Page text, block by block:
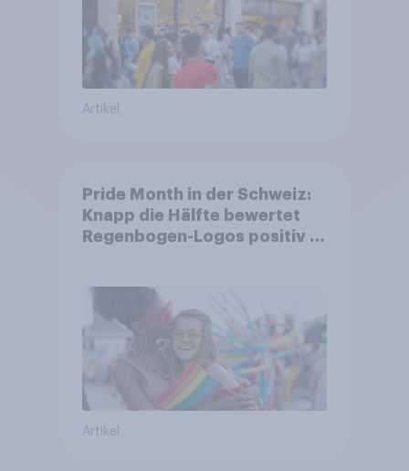
Artikel
Pride Month in der Schweiz:
Knapp die Hälfte bewertet
Regenbogen-Logos positiv –
Artikel